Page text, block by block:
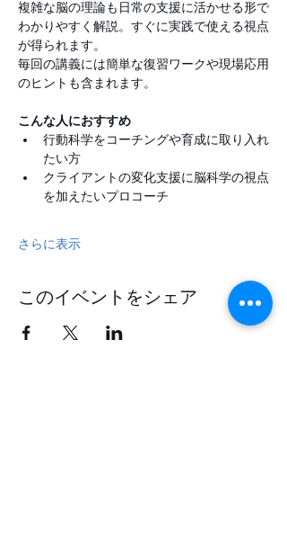
複雑な脳の理論も日常の支援に活かせる形で
わかりやすく解説。すぐに実践で使える視点
が得られます。
毎回の講義には簡単な復習ワークや現場応用
のヒントも含まれます。
こんな人におすすめ
行動科学をコーチングや育成に取り入れ
たい方
クライアントの変化支援に脳科学の視点
を加えたいプロコーチ
さらに表示
このイベントをシェア